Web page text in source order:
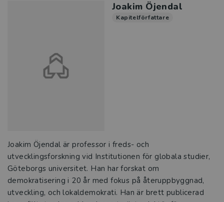
Joakim Öjendal
Kapitelförfattare
Joakim Öjendal är professor i freds- och
utvecklingsforskning vid Institutionen för globala studier,
Göteborgs universitet. Han har forskat om
demokratisering i 20 år med fokus på återuppbyggnad,
utveckling, och lokaldemokrati. Han är brett publicerad